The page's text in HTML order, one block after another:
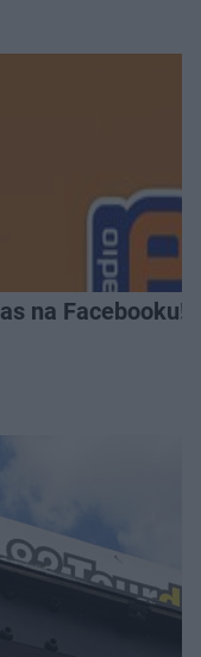
na Facebooku!